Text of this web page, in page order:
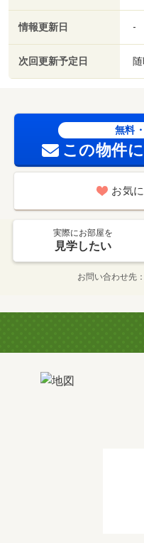
情報更新日 -
次回更新予定日
無料
この物件
お気
実際にお部屋を
見学したい
お問い合わせ先